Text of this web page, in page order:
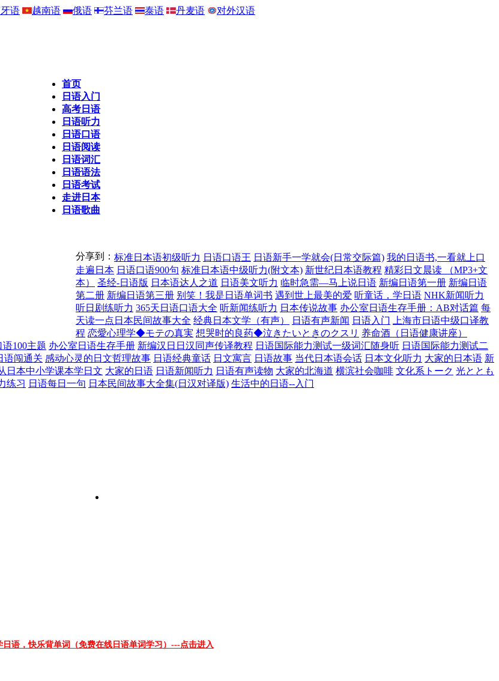
语 越南语 俄语 芬兰语 泰语 丹麦语 对外汉语
首页
日语入门
高考日语
日语听力
日语口语
日语阅读
日语词汇
日语语法
日语考试
走进日本
日语歌曲
分享到： 标准日本语初级听力 日语口语王 日语新手一学就会(日常交际篇) 我的日语书,一看就上口
走遍日本 日语口语900句 标准日本语中级听力(附文本) 新世纪日本语教程 精彩日文晨读 （MP3+文
本）
圣经-日语版 日本语达人之道 日语美文听力 临时急需—马上说日语 新编日语第一册 新编日语
第二册 新编日语第三册 别笑！我是日语单词书 遇到世上最美的爱 听童话，学日语 NHK新闻听力
听日剧练听力 365天日语口语大全 听新闻练听力 日本传说故事 办公室日语生存手册：AB对话篇 每
天读一点日本民间故事大全 经典日本文学（有声） 日语有声新闻 日语入门
上海市日语中级口译教
程 恋愛心理学◆モテの真実 想哭时的良药◆泣きたいときのクスリ 养命酒（日语健康讲座）
100主题 办公室日语生存手册 新编汉日日汉同声传译教程 日语国际能力测试一级词汇随身听 日语国际能力测试二
语闯通关 感动心灵的日文哲理故事 日语经典童话 日文寓言 日语故事 当代日本语会话 日本文化听力 大家的日本语 新
日本中小学课本学日文 大家的日语 日语新闻听力 日语有声读物 大家的北海道 横滨社会咖啡 文化系トーク 光ととも
练习 日语每日一句 日本民间故事大全集(日汉对译版) 生活中的日语--入门
日语，快乐背单词（免费在线日语单词学习）---点击进入